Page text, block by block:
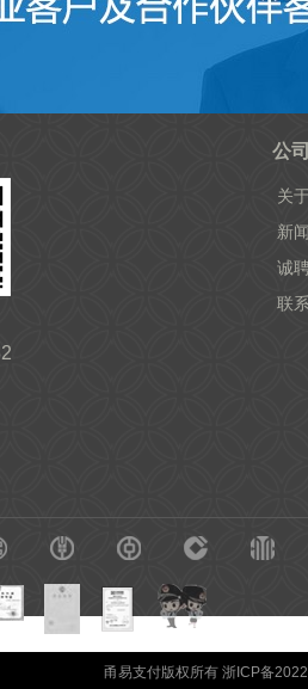
公
关
新
诚
联
甬易支付版权所有 浙ICP备